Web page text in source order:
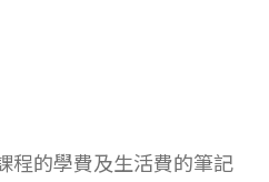
程的學費及生活費的筆記